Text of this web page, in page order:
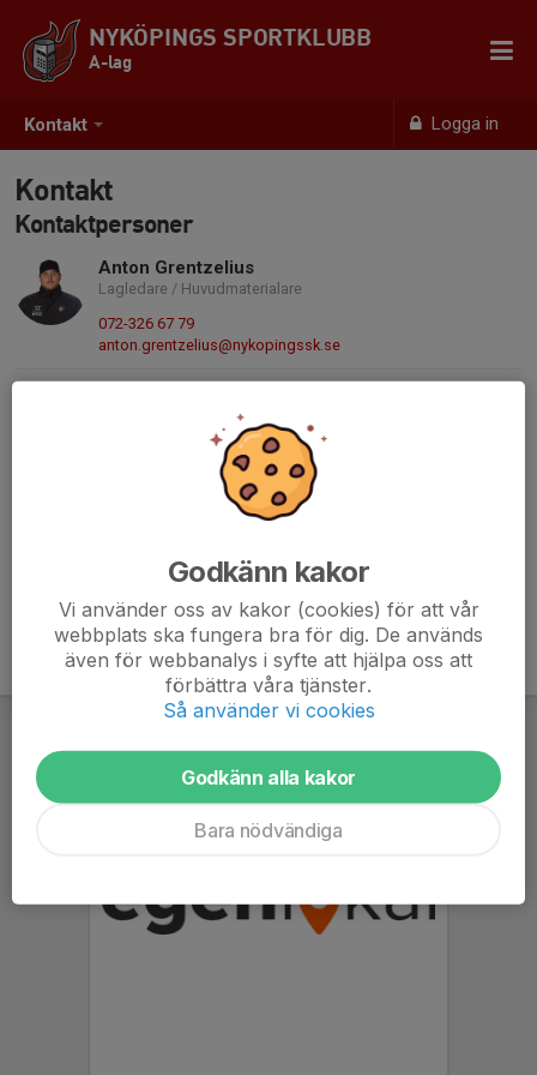
Kontakt Logga in
NYKÖPINGS SPORTKLUBB
A-lag
Kontakt
Kontaktpersoner
Anton Grentzelius
Lagledare / Huvudmaterialare
072-326 67 79
anton.grentzelius@nykopingssk.se
jernstrom80@gmail.com
Godkänn kakor
Vi använder oss av kakor (cookies) för att vår
webbplats ska fungera bra för dig. De används
även för webbanalys i syfte att hjälpa oss att
förbättra våra tjänster.
Så använder vi cookies
Godkänn alla kakor
Bara nödvändiga